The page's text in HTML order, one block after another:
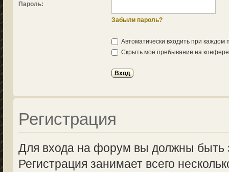
Пароль:
Забыли пароль?
Автоматически входить при каждом
Скрыть моё пребывание на
Регистрация
Для входа на форум вы должны быть
Регистрация занимает всего